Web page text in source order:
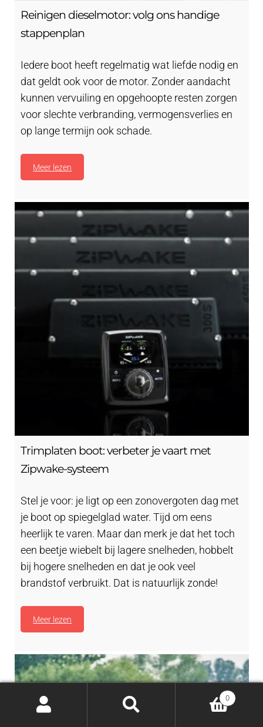
Reinigen dieselmotor: volg ons handige
stappenplan
Iedere boot heeft regelmatig wat liefde nodig en
dat geldt ook voor de motor. Zonder aandacht
kunnen vervuiling en opgehoopte resten zorgen
voor slechte verbranding, vermogensverlies en
op lange termijn ook schade.
Meer lezen
Trimplaten boot: verbeter je vaart met
Zipwake-systeem
Stel je voor: je ligt op een zonovergoten dag met
je boot op spiegelglad water. Tijd om eens
heerlijk te varen. Maar dan merk je dat het toch
een beetje wiebelt bij lagere snelheden, hobbelt
bij hogere snelheden en dat je ook veel
brandstof verbruikt. Dat is natuurlijk zonde!
Meer lezen
0